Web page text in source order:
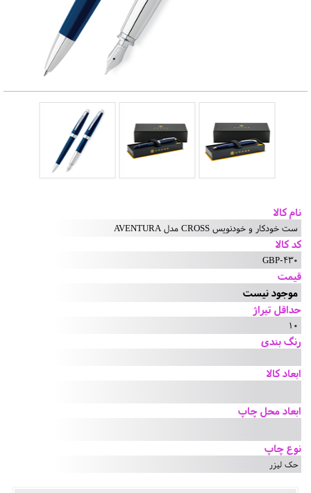
نام کالا
ست خودکار و خودنویس CROSS مدل AVENTURA
کد کالا
GBP-430
قیمت
موجود نیست
حداقل تیراژ
10
رنگ بندی
ابعاد کالا
ابعاد محل چاپ
نوع چاپ
حک لیزر